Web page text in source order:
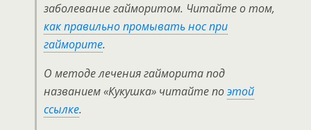
заболевание гайморитом. Читайте о том,
как правильно промывать нос при
гайморите.
О методе лечения гайморита под
названием «Кукушка» читайте поэтой
ссылке.